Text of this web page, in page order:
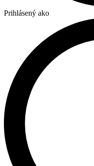
Prihlásený ako